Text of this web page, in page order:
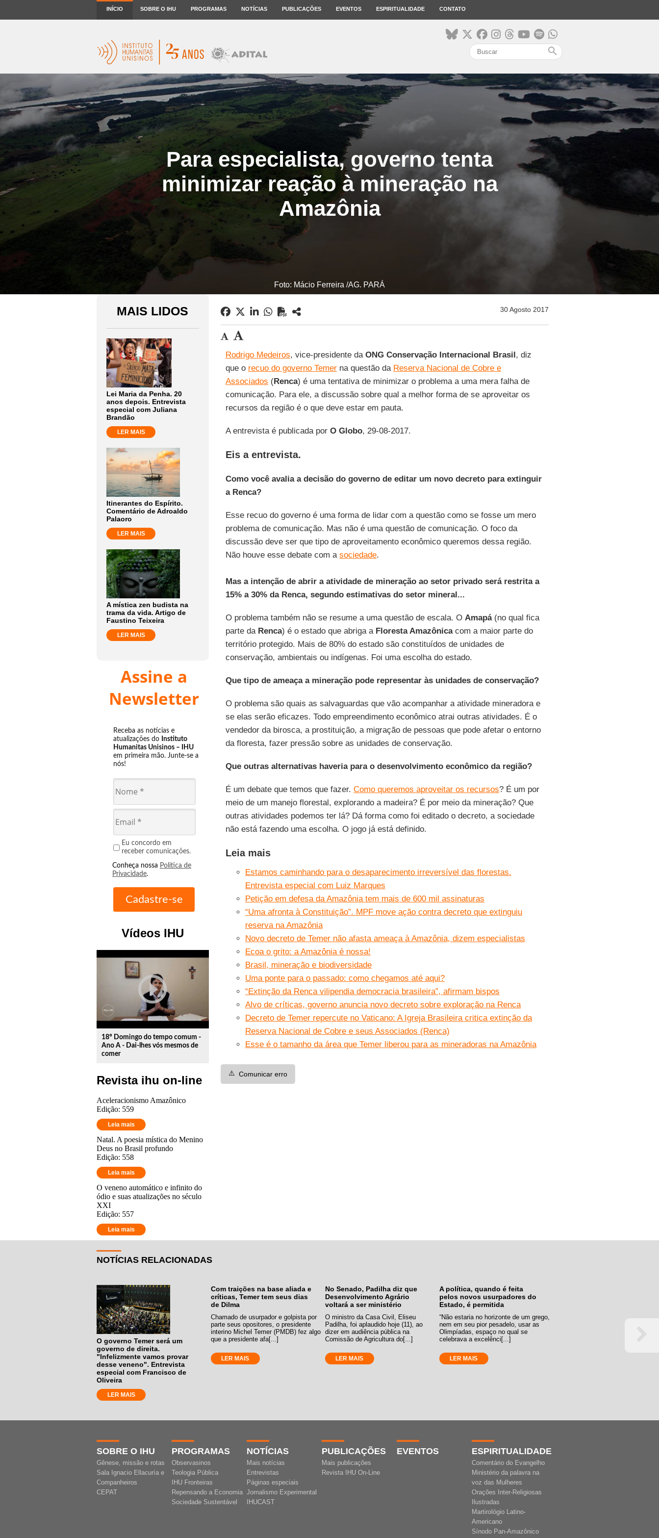
INÍCIO SOBRE O IHU PROGRAMAS NOTÍCIAS PUBLICAÇÕES EVENTOS ESPIRITUALIDADE CONTATO
search
Para especialista, governo tenta
minimizar reação à mineração na
Amazônia
Foto: Mácio Ferreira /AG. PARÁ
MAIS LIDOS
Lei Maria da Penha. 20
anos depois. Entrevista
especial com Juliana
Brandão
LER MAIS
Itinerantes do Espírito.
Comentário de Adroaldo
Palaoro
LER MAIS
A mística zen budista na
trama da vida. Artigo de
Faustino Teixeira
LER MAIS
Assine a
Newsletter
Receba as notícias e
atualizações do Instituto
Humanitas Unisinos – IHU
em primeira mão. Junte-se a
nós!
Eu concordo em
receber comunicações.
Conheça nossa Política de
Privacidade.
Vídeos IHU
play_circle_outline
18º Domingo do tempo comum -
Ano A - Dai-lhes vós mesmos de
comer
Revista ihu on-line
Aceleracionismo Amazônico
Edição: 559
Leia mais
Natal. A poesia mística do Menino
Deus no Brasil profundo
Edição: 558
Leia mais
O veneno automático e infinito do
ódio e suas atualizações no século
XXI
Edição: 557
Leia mais
30 Agosto 2017
Rodrigo Medeiros, vice-presidente da ONG Conservação Internacional Brasil, diz
que o recuo do governo Temerna questão da Reserva Nacional de Cobre e
Associados (Renca) é uma tentativa de minimizar o problema a uma mera falha de
comunicação. Para ele, a discussão sobre qual a melhor forma de se aproveitar os
recursos da região é o que deve estar em pauta.
A entrevista é publicada por O Globo, 29-08-2017.
Eis a entrevista.
Como você avalia a decisão do governo de editar um novo decreto para extinguir
a Renca?
Esse recuo do governo é uma forma de lidar com a questão como se fosse um mero
problema de comunicação. Mas não é uma questão de comunicação. O foco da
discussão deve ser que tipo de aproveitamento econômico queremos dessa região.
Não houve esse debate com a sociedade.
Mas a intenção de abrir a atividade de mineração ao setor privado será restrita a
15% a 30% da Renca, segundo estimativas do setor mineral...
O problema também não se resume a uma questão de escala. O Amapá(no qual fica
parte da Renca) é o estado que abriga a Floresta Amazônicacom a maior parte do
território protegido. Mais de 80% do estado são constituídos de unidades de
conservação, ambientais ou indígenas. Foi uma escolha do estado.
Que tipo de ameaça a mineração pode representar às unidades de conservação?
O problema são quais as salvaguardas que vão acompanhar a atividade mineradora e
se elas serão eficazes. Todo empreendimento econômico atrai outras atividades. É o
vendedor da birosca, a prostituição, a migração de pessoas que pode afetar o entorno
da floresta, fazer pressão sobre as unidades de conservação.
Que outras alternativas haveria para o desenvolvimento econômico da região?
É um debate que temos que fazer. Como queremos aproveitar os recursos? É um por
meio de um manejo florestal, explorando a madeira? É por meio da mineração? Que
outras atividades podemos ter lá? Dá forma como foi editado o decreto, a sociedade
não está fazendo uma escolha. O jogo já está definido.
Leia mais
Estamos caminhando para o desaparecimento irreversível das florestas.
Entrevista especial com Luiz Marques
Petição em defesa da Amazônia tem mais de 600 mil assinaturas
“Uma afronta à Constituição”. MPF move ação contra decreto que extinguiu
reserva na Amazônia
Novo decreto de Temer não afasta ameaça à Amazônia, dizem especialistas
Ecoa o grito: a Amazônia é nossa!
Brasil, mineração e biodiversidade
Uma ponte para o passado: como chegamos até aqui?
“Extinção da Renca vilipendia democracia brasileira”, afirmam bispos
Alvo de críticas, governo anuncia novo decreto sobre exploração na Renca
Decreto de Temer repercute no Vaticano: A Igreja Brasileira critica extinção da
Reserva Nacional de Cobre e seus Associados (Renca)
Esse é o tamanho da área que Temer liberou para as mineradoras na Amazônia
⚠️ Comunicar erro
NOTÍCIAS RELACIONADAS
O governo Temer será um
governo de direita.
"Infelizmente vamos provar
desse veneno". Entrevista
especial com Francisco de
Oliveira
LER MAIS
Com traições na base aliada e
críticas, Temer tem seus dias
de Dilma
Chamado de usurpador e golpista por
parte seus opositores, o presidente
interino Michel Temer (PMDB) fez algo
que a presidente afa[...]
LER MAIS
No Senado, Padilha diz que
Desenvolvimento Agrário
voltará a ser ministério
O ministro da Casa Civil, Eliseu
Padilha, foi aplaudido hoje (11), ao
dizer em audiência pública na
Comissão de Agricultura do[...]
LER MAIS
A política, quando é feita
pelos novos usurpadores do
Estado, é permitida
“Não estaria no horizonte de um grego,
nem em seu pior pesadelo, usar as
Olimpíadas, espaço no qual se
celebrava a excelênci[...]
LER MAIS
SOBRE O IHU
Gênese, missão e rotas
Sala Ignacio Ellacuría e
Companheiros
CEPAT
PROGRAMAS
Observasinos
Teologia Pública
IHU Fronteiras
Repensando a Economia
Sociedade Sustentável
NOTÍCIAS
Mais notícias
Entrevistas
Páginas especiais
Jornalismo Experimental
IHUCAST
PUBLICAÇÕES
Mais publicações
Revista IHU On-Line
EVENTOS ESPIRITUALIDADE
Comentário do Evangelho
Ministério da palavra na
voz das Mulheres
Orações Inter-Religiosas
Ilustradas
Martirológio Latino-
Americano
Sínodo Pan-Amazônico